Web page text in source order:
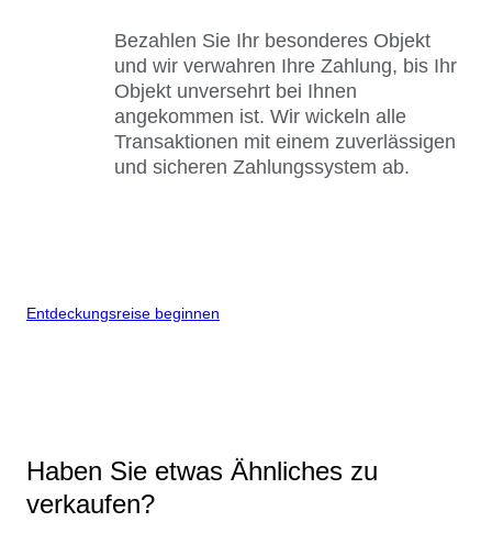
Bezahlen Sie Ihr besonderes Objekt
und wir verwahren Ihre Zahlung, bis Ihr
Objekt unversehrt bei Ihnen
angekommen ist. Wir wickeln alle
Transaktionen mit einem zuverlässigen
und sicheren Zahlungssystem ab.
Entdeckungsreise beginnen
Haben Sie etwas Ähnliches zu
verkaufen?